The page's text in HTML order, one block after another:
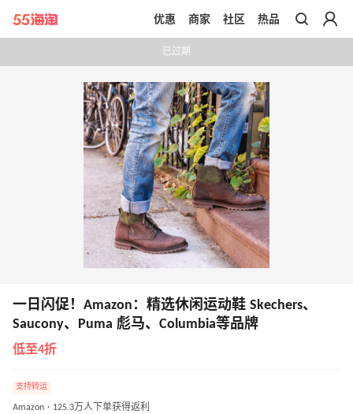
带你去官网买正品
优惠 商家 社区 热品
已过期
一日闪促！Amazon：精选休闲运动鞋 Skechers、
Saucony、Puma 彪马、Columbia等品牌
低至4折
支持转运
Amazon · 125.3万人下单获得返利